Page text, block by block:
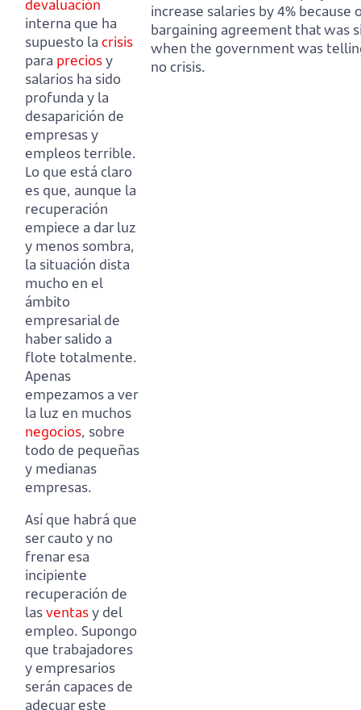
devaluación
interna que ha
supuesto la crisis
para preciosy
salarios ha sido
profunda y la
desaparición de
empresas y
empleos terrible.
Lo que está claro
es que, aunque la
recuperación
empiece a dar luz
y menos sombra,
la situación dista
mucho en el
ámbito
empresarial de
haber salido a
flote totalmente.
Apenas
empezamos a ver
la luz en muchos
negocios, sobre
todo de pequeñas
y medianas
empresas.
Así que habrá que
ser cauto y no
frenar esa
incipiente
recuperación de
lasventasy del
empleo. Supongo
que trabajadores
y empresarios
serán capaces de
adecuar este
increase salaries by 4% because
bargaining agreement that was
when the government was
no crisis.